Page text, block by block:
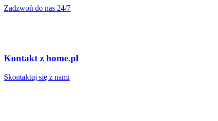
Zadzwoń do nas 24/7
Kontakt z home.pl
Skontaktuj się z nami